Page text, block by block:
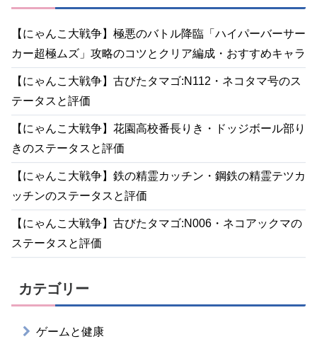
【にゃんこ大戦争】極悪のバトル降臨「ハイパーバーサー
カー超極ムズ」攻略のコツとクリア編成・おすすめキャラ
【にゃんこ大戦争】古びたタマゴ:N112・ネコタマ号のス
テータスと評価
【にゃんこ大戦争】花園高校番長りき・ドッジボール部り
きのステータスと評価
【にゃんこ大戦争】鉄の精霊カッチン・鋼鉄の精霊テツカ
ッチンのステータスと評価
【にゃんこ大戦争】古びたタマゴ:N006・ネコアックマの
ステータスと評価
カテゴリー
ゲームと健康